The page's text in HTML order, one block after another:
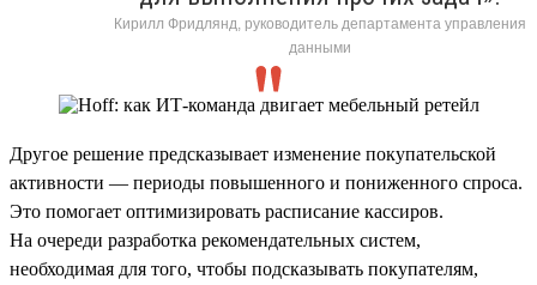
Кирилл Фридлянд, руководитель департамента управления
данными
Другое решение предсказывает изменение покупательской
активности — периоды повышенного и пониженного спроса.
Это помогает оптимизировать расписание кассиров.
На очереди разработка рекомендательных систем,
необходимая для того, чтобы подсказывать покупателям,